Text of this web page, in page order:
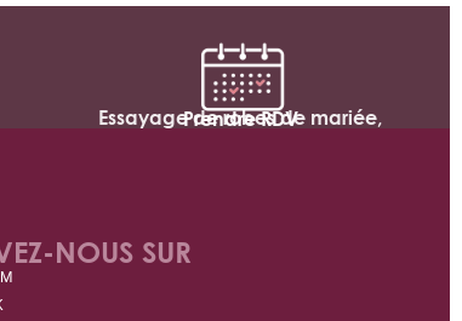
Essayage de robes de mariée,
Prendre RDV
NOUS SUR